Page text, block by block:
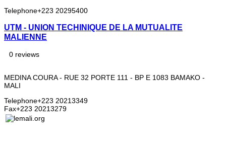
Telephone+223 20295400
UTM - UNION TECHINIQUE DE LA MUTUALITE
MALIENNE
0 reviews
MEDINA COURA - RUE 32 PORTE 111 - BP E 1083 BAMAKO -
MALI
Telephone+223 20213349
Fax+223 20213279